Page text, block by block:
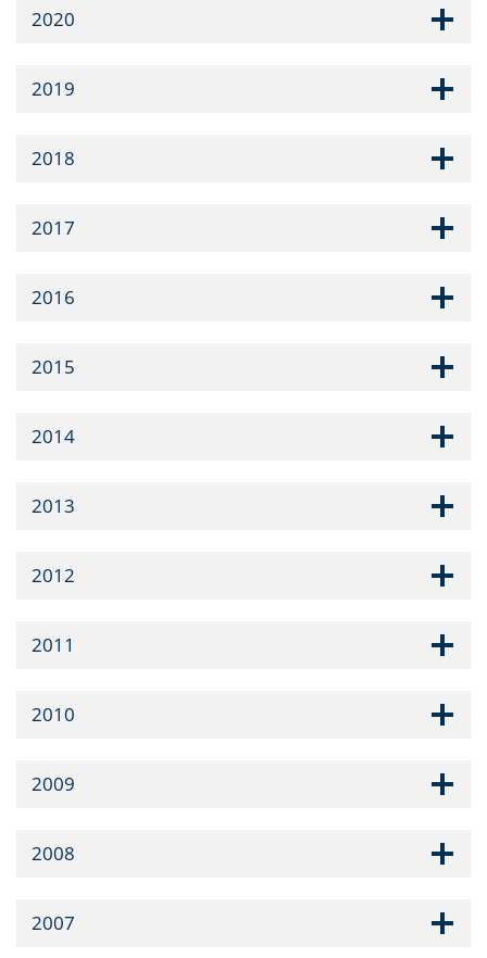
2020
2019
2018
2017
2016
2015
2014
2013
2012
2011
2010
2009
2008
2007